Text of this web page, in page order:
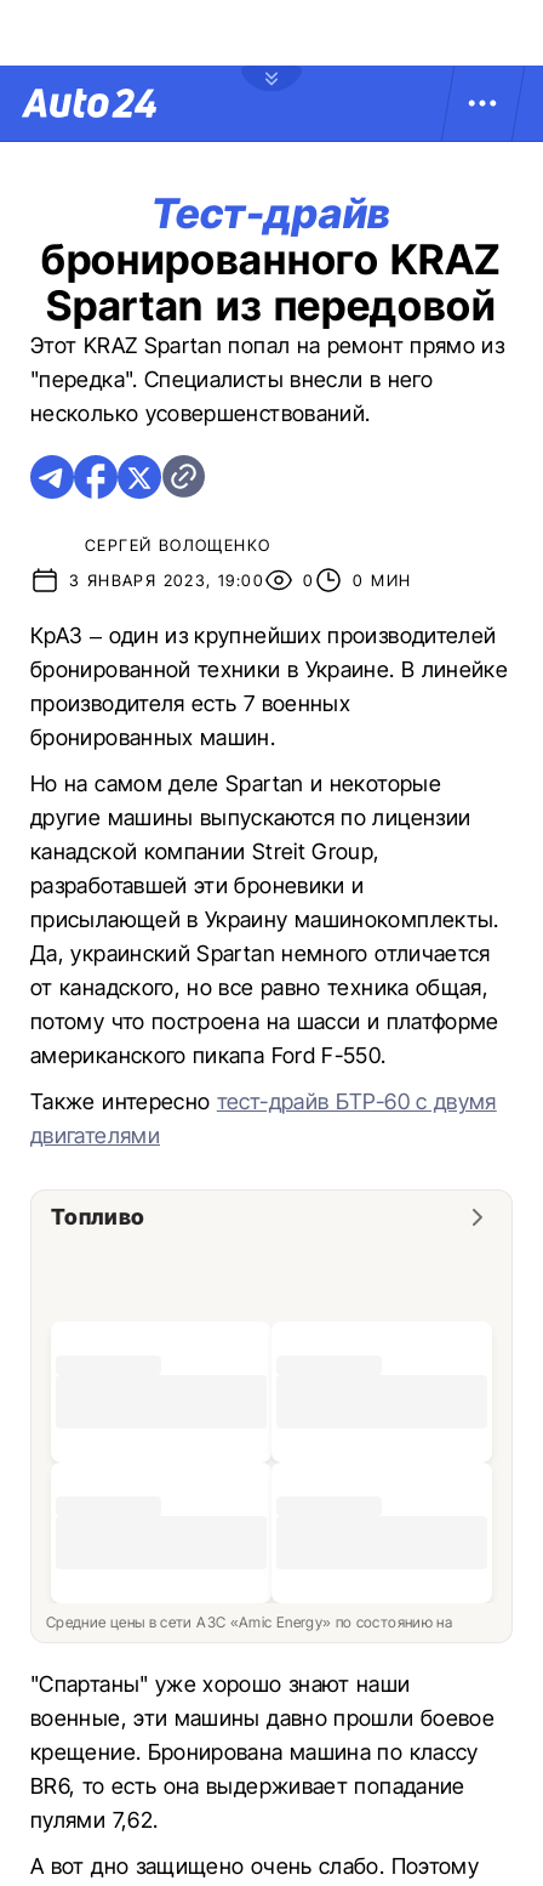
Тест-драйв
бронированного KRAZ
Spartan из передовой
Этот KRAZ Spartan попал на ремонт прямо из
"передка". Специалисты внесли в него
несколько усовершенствований.
СЕРГЕЙ ВОЛОЩЕНКО
3 ЯНВАРЯ 2023, 19:00
0 0 МИН
КрАЗ – один из крупнейших производителей
бронированной техники в Украине. В линейке
производителя есть 7 военных
бронированных машин.
Но на самом деле Spartan и некоторые
другие машины выпускаются по лицензии
канадской компании Streit Group,
разработавшей эти броневики и
присылающей в Украину машинокомплекты.
Да, украинский Spartan немного отличается
от канадского, но все равно техника общая,
потому что построена на шасси и платформе
американского пикапа Ford F-550.
Также интересно тест-драйв БТР-60 с двумя
двигателями
Топливо
Средние цены в сети АЗС «Amic Energy» по состоянию на
"Спартаны" уже хорошо знают наши
военные, эти машины давно прошли боевое
крещение. Бронирована машина по классу
BR6, то есть она выдерживает попадание
пулями 7,62.
А вот дно защищено очень слабо. Поэтому